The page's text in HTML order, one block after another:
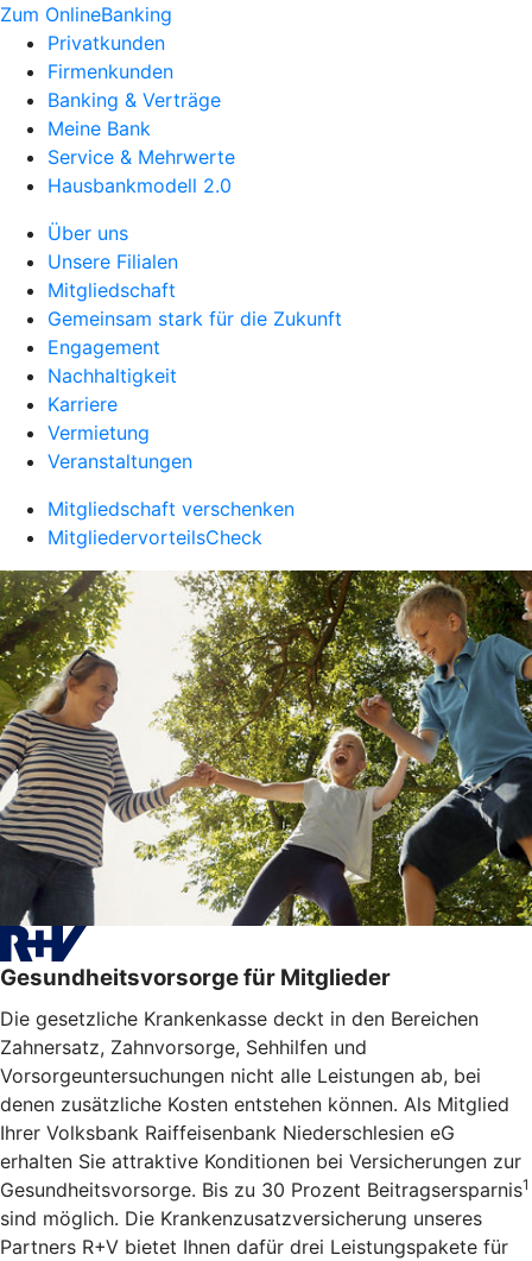
Zum OnlineBanking
Privatkunden
Firmenkunden
Banking & Verträge
Meine Bank
Service & Mehrwerte
Hausbankmodell 2.0
Über uns
Unsere Filialen
Mitgliedschaft
Gemeinsam stark für die Zukunft
Engagement
Nachhaltigkeit
Karriere
Vermietung
Veranstaltungen
Mitgliedschaft verschenken
MitgliedervorteilsCheck
Gesundheitsvorsorge für Mitglieder
Die gesetzliche Krankenkasse deckt in den Bereichen
Zahnersatz, Zahnvorsorge, Sehhilfen und
Vorsorgeuntersuchungen nicht alle Leistungen ab, bei
denen zusätzliche Kosten entstehen können. Als Mitglied
Ihrer Volksbank Raiffeisenbank Niederschlesien eG
erhalten Sie attraktive Konditionen bei Versicherungen zur
Gesundheitsvorsorge. Bis zu 30 Prozent Beitragsersparnis1
sind möglich. Die Krankenzusatzversicherung unseres
Partners R+V bietet Ihnen dafür drei Leistungspakete für